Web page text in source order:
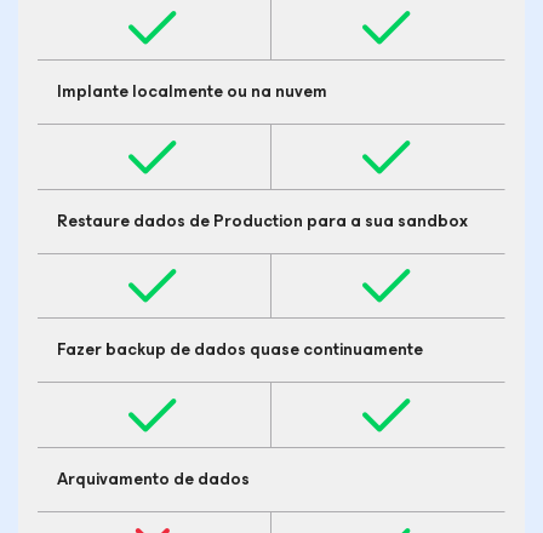
Implante localmente ou na nuvem
Restaure dados de Production para a sua sandbox
Fazer backup de dados quase continuamente
Arquivamento de dados